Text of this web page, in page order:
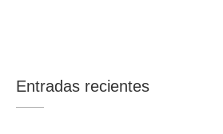
Entradas recientes